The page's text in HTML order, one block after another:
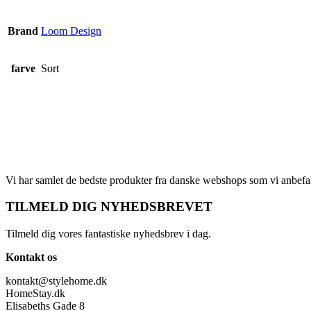
Brand Loom Design
farve Sort
Vi har samlet de bedste produkter fra danske webshops som vi
TILMELD DIG NYHEDSBREVET
Tilmeld dig vores fantastiske nyhedsbrev i dag.
Kontakt os
kontakt@stylehome.dk
HomeStay.dk
Elisabeths Gade 8